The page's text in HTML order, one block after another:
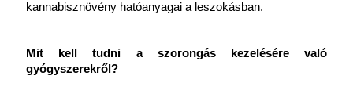
kannabisznövény hatóanyagai a leszokásban.
Mit kell tudni a szorongás kezelésére való
gyógyszerekről?